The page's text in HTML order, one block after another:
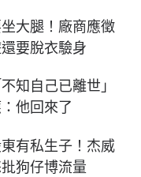
大腿！廠商應徵
要脫衣驗身
知自己已離世」
他回來了
有私生子！杰威
狗仔博流量